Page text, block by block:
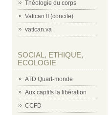
Théologie du corps
Vatican II (concile)
vatican.va
SOCIAL, ETHIQUE,
ECOLOGIE
ATD Quart-monde
Aux captifs la libération
CCFD